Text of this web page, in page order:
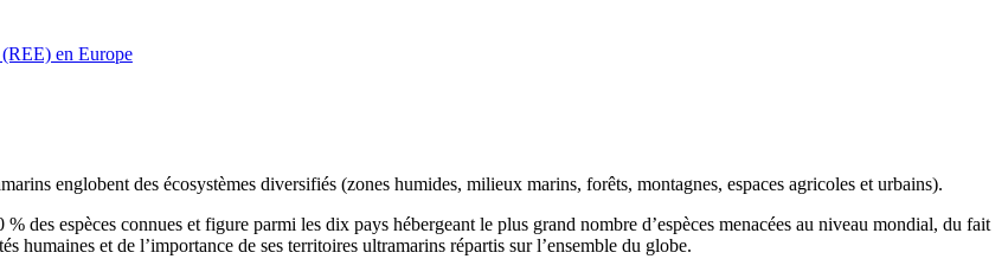
en Europe
englobent des écosystèmes diversifiés (zones humides, milieux marins, forêts, montagnes, espaces agricoles et urbains).
% des espèces connues et figure parmi les dix pays hébergeant le plus grand nombre d’espèces menacées au niveau mondial, du fait
humaines et de l’importance de ses territoires ultramarins répartis sur l’ensemble du globe.